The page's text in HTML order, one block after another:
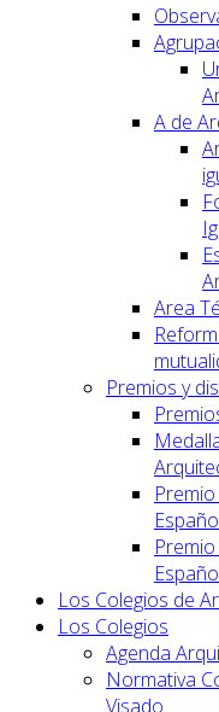
A de
Area
Premios y
Los Colegios de
Los Colegios
Agenda
Normativa
Visado